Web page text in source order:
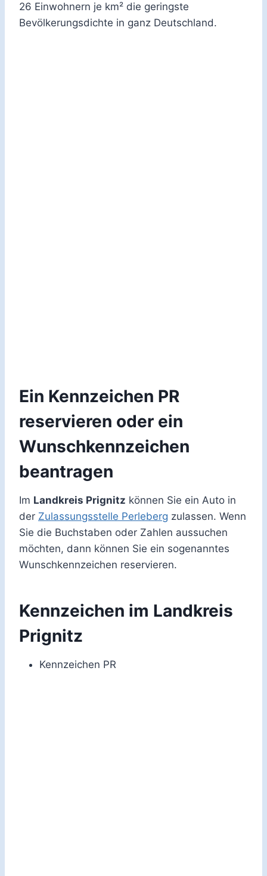
26 Einwohnern je km² die geringste
Bevölkerungsdichte in ganz Deutschland.
Ein Kennzeichen PR
reservieren oder ein
Wunschkennzeichen
beantragen
Im Landkreis Prignitz können Sie ein Auto in
der Zulassungsstelle Perleberg zulassen. Wenn
Sie die Buchstaben oder Zahlen aussuchen
möchten, dann können Sie ein sogenanntes
Wunschkennzeichen reservieren.
Kennzeichen im Landkreis
Prignitz
Kennzeichen PR